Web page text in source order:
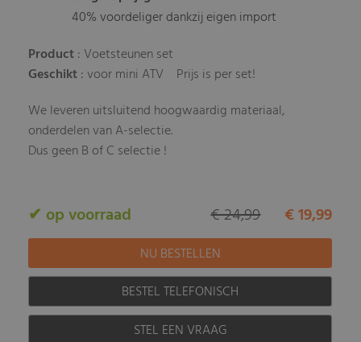
40% voordeliger dankzij eigen import
Product: Voetsteunen set
Geschikt: voor mini ATV
Prijs is per set!
We leveren uitsluitend hoogwaardig materiaal,
onderdelen van A-selectie.
Dus geen B of C selectie !
✔ op voorraad € 19,99
€ 24,99
BESTEL TELEFONISCH
STEL EEN VRAAG